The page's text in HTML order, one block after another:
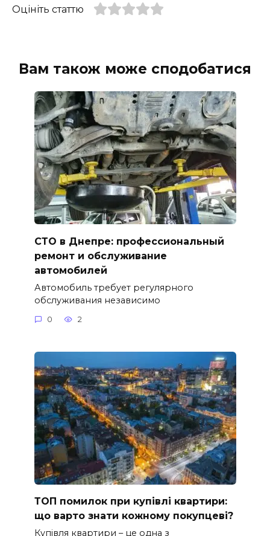
Оцініть статтю
Вам також може сподобатися
СТО в Днепре: профессиональный
ремонт и обслуживание
автомобилей
Автомобиль требует регулярного
обслуживания независимо
0 2
ТОП помилок при купівлі квартири:
що варто знати кожному покупцеві?
Купівля квартири – це одна з